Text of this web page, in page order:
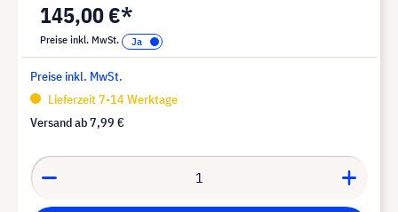
145,00 €*
Preise inkl. MwSt.
Preise inkl. MwSt.
Lieferzeit 7-14 Werktage
Versand ab7,99 €